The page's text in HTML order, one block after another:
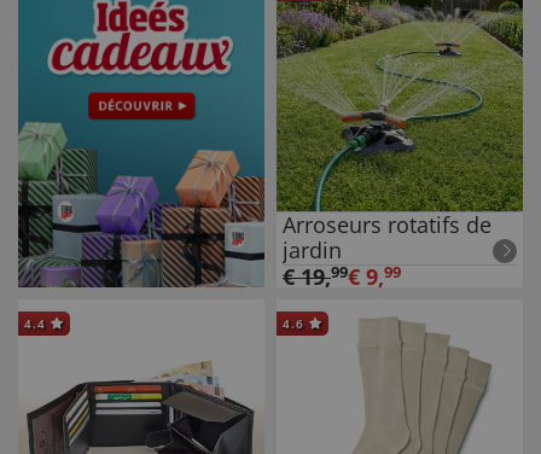
Arroseurs rotatifs de
jardin
€19,99€ 9,99
4.4 4.6